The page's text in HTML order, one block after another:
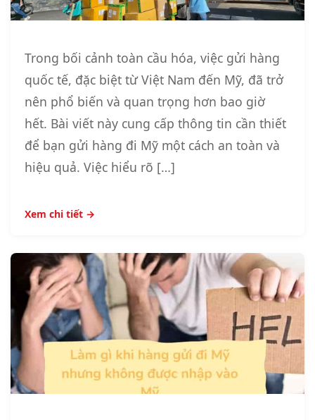
Trong bối cảnh toàn cầu hóa, việc gửi hàng
quốc tế, đặc biệt từ Việt Nam đến Mỹ, đã trở
nên phổ biến và quan trọng hơn bao giờ
hết. Bài viết này cung cấp thông tin cần thiết
để bạn gửi hàng đi Mỹ một cách an toàn và
hiệu quả. Việc hiểu rõ […]
Xem chi tiết →